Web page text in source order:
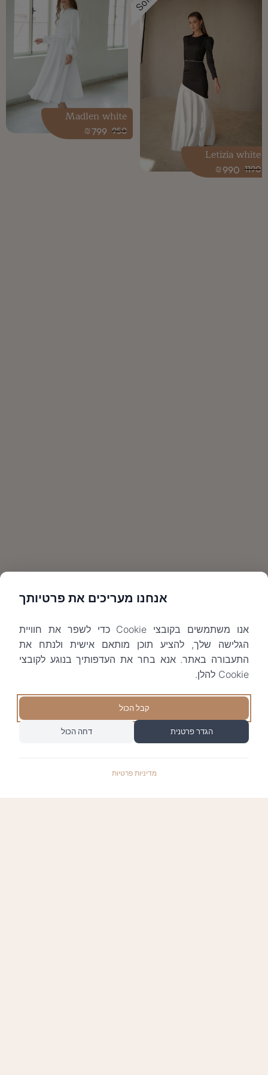
1190
990
₪
Letizia white
950
799
₪
Madlen white
אנחנו מעריכים את פרטיותך
אנו משתמשים בקובצי Cookie כדי לשפר את חוויית
הגלישה שלך, להציע תוכן מותאם אישית ולנתח את
התעבורה באתר. אנא בחר את העדפותיך בנוגע לקובצי
Cookie להלן.
קבל הכול
הגדר פרטנית דחה הכול
מדיניות פרטיות